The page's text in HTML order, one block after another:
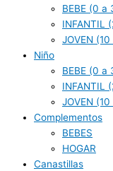
BEBE (0 a
INFANTIL
JOVEN
Niño
BEBE (0 a
INFANTIL
JOVEN
Complementos
BEBES
HOGAR
Canastillas